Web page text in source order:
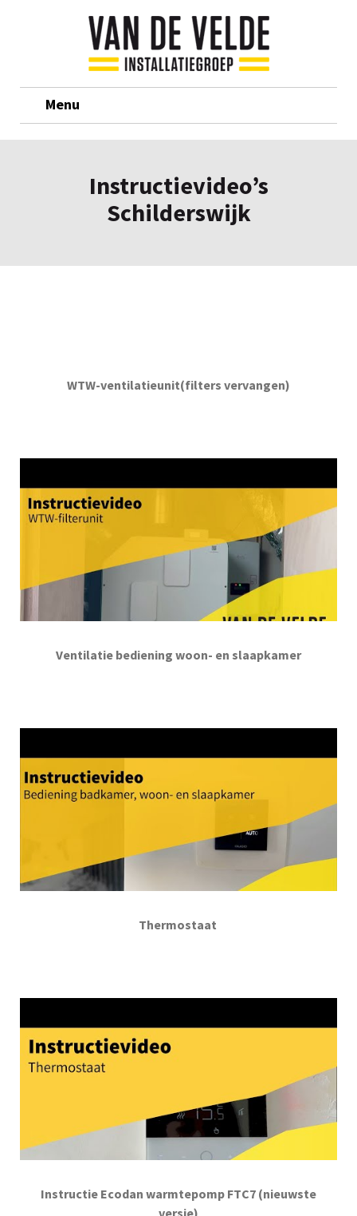
Menu
Instructievideo’s
Schilderswijk
WTW-ventilatieunit(filters vervangen)
Ventilatie bediening woon- en slaapkamer
Thermostaat
Instructie Ecodan warmtepomp FTC7 (nieuwste